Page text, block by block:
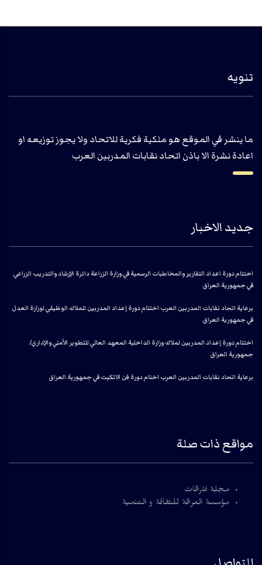
تنويه
ما ينشر في الموقع هو ملكية فكرية للاتحاد ولا يجوز توزيعه او
اعادة نشرة الا باذن اتحاد نقابات المدربين العرب
جديد الاخبار
اختتام دورة اعداد التقارير والمخاطبات الرسمية في وزارة الزراعة دائرة الإرشاد والتدريب الزراعي
في جمهورية العراق
برعاية اتحاد نقابات المدربين العرب اختتام دورة إعداد المدربين للملاك الوظيفي لوزارة العدل
في جمهورية العراق
اختتام دورة إعداد المدربين لملاك وزارة الداخلية المعهد العالي للتطوير الأمني والإداري/
جمهورية العراق
برعاية اتحاد نقابات المدربين العرب اختام دورة فن الاتكيت في جمهورية العراق
مواقع ذات صلة
مجلة اشراقات
مؤسسة العراقة للثقافة و التنمية